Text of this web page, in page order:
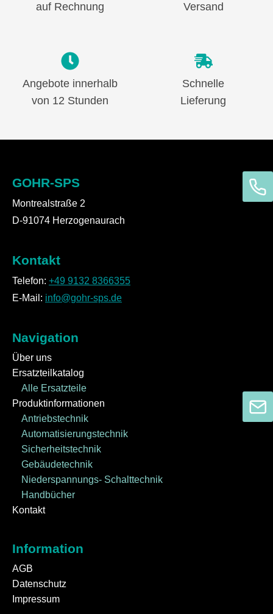
auf Rechnung
Versand
Angebote innerhalb
von 12 Stunden
Schnelle
Lieferung
GOHR-SPS
Montrealstraße 2
D-91074 Herzogenaurach
Kontakt
Telefon: +49 9132 8366355
E-Mail: info@gohr-sps.de
Navigation
Über uns
Ersatzteilkatalog
Alle Ersatzteile
Produktinformationen
Antriebstechnik
Automatisierungstechnik
Sicherheitstechnik
Gebäudetechnik
Niederspannungs- Schalttechnik
Handbücher
Kontakt
Information
AGB
Datenschutz
Impressum